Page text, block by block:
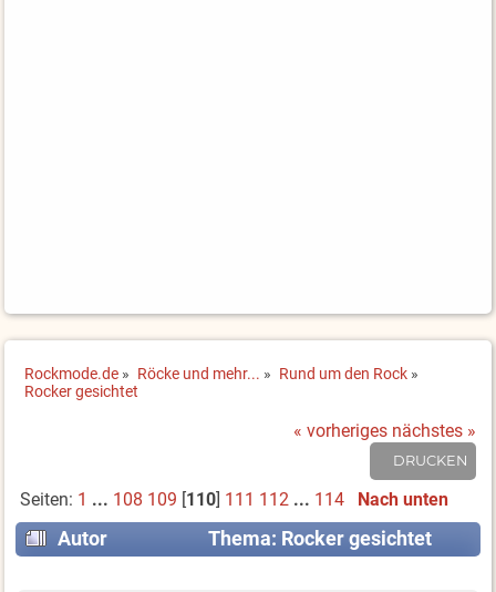
Rockmode.de » Röcke und mehr... » Rund um den Rock »
Rocker gesichtet
« vorheriges nächstes »
DRUCKEN
Seiten: 1 ... 108 109 [110] 111 112 ... 114 Nach unten
Autor
Thema: Rocker gesichtet